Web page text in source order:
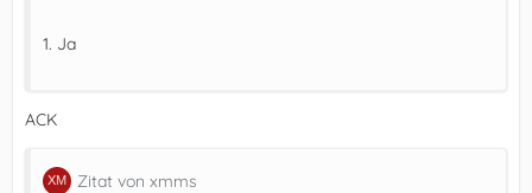
1. Ja
ACK
Zitat von xmms